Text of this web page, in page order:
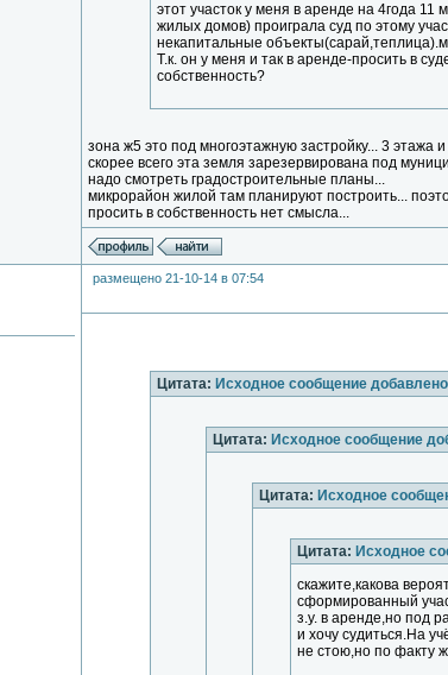
этот участок у меня в аренде на 4года
жилых домов) проиграла суд по этому
некапитальные
Т.к. он у меня и так в аренде-просить в
собственность?
зона ж5 это под многоэтажную застройку... 3 этажа
скорее всего эта земля зарезервирована под
надо смотреть градостроительные планы...
микрорайон жилой там планируют построить...
просить в собственность нет смысла...
размещено 21-10-14 в 07:54
Цитата: Исходное сообщение
Цитата: Исходное сообщение
Цитата: Исходное
Цитата: Исходное
скажите,какова
сформированный
з.у. в аренде,но под
и хочу судиться.На
не стою,но по факту